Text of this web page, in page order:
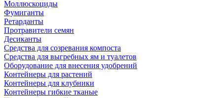
Моллюскоциды
Фумиганты
Ретарданты
Протравители семян
Десиканты
Средства для созревания компоста
Средства для выгребных ям и туалетов
Оборудование для внесения удобрений
Контейнеры для растений
Контейнеры для клубники
Контейнеры гибкие тканые